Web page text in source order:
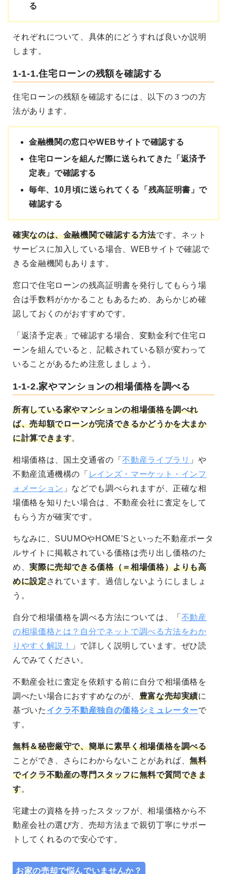
る
それぞれについて、具体的にどうすれば良いか説明
します。
1-1-1.住宅ローンの残額を確認する
住宅ローンの残額を確認するには、以下の３つの方
法があります。
金融機関の窓口やWEBサイトで確認する
住宅ローンを組んだ際に送られてきた「返済予
定表」で確認する
毎年、10月頃に送られてくる「残高証明書」で
確認する
確実なのは、金融機関で確認する方法です。ネット
サービスに加入している場合、WEBサイトで確認で
きる金融機関もあります。
窓口で住宅ローンの残高証明書を発行してもらう場
合は手数料がかかることもあるため、あらかじめ確
認しておくのがおすすめです。
「返済予定表」で確認する場合、変動金利で住宅ロ
ーンを組んでいると、記載されている額が変わって
いることがあるため注意しましょう。
1-1-2.家やマンションの相場価格を調べる
所有している家やマンションの相場価格を調べれ
ば、売却額でローンが完済できるかどうかを大まか
に計算できます。
相場価格は、国土交通省の「不動産ライブラリ 」や
不動産流通機構の「 レインズ・マーケット・インフ
ォメーション 」などでも調べられますが、正確な相
場価格を知りたい場合は、不動産会社に査定をして
もらう方が確実です。
ちなみに、SUUMOやHOME’Sといった不動産ポータ
ルサイトに掲載されている価格は売り出し価格のた
め、実際に売却できる価格（＝相場価格）よりも高
めに設定されています。過信しないようにしましょ
う。
自分で相場価格を調べる方法については、「 不動産
の相場価格とは？自分でネットで調べる方法をわか
りやすく解説！
」で詳しく説明しています。ぜひ読
んでみてください。
不動産会社に査定を依頼する前に自分で相場価格を
調べたい場合におすすめなのが、 豊富な売却実績に
基づいた イクラ不動産独自の価格シミュレーターで
す。
無料＆秘密厳守で、簡単に素早く相場価格を調べる
ことができ、さらにわからないことがあれば、無料
でイクラ不動産の専門スタッフに無料で質問できま
す。
宅建士の資格を持ったスタッフが、相場価格から不
動産会社の選び方、売却方法まで親切丁寧にサポー
トしてくれるので安心です。
お家の売却で悩んでいませんか？